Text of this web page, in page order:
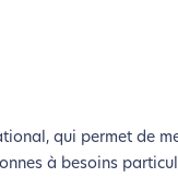
aussi
qui permet de
à besoins